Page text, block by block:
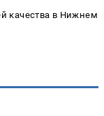
качества в Нижнем